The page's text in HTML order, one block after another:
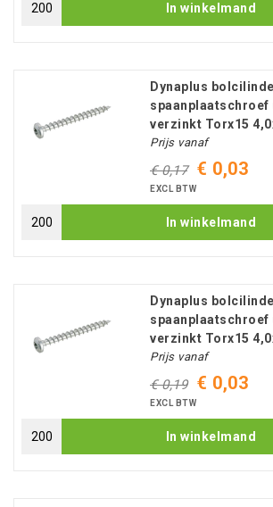
In winkelmand
Dynaplus
verzinkt Torx15
Prijs vanaf
€ 0,17 € 0,03
EXCL BTW
In winkelmand
Dynaplus
verzinkt Torx15
Prijs vanaf
€ 0,19 € 0,03
EXCL BTW
In winkelmand